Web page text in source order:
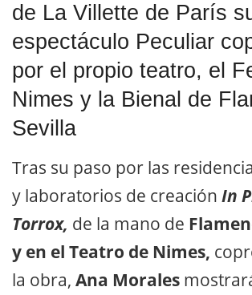
de La Villette de París
espectáculo Peculiar
por el propio teatro, el
Nimes y la Bienal de
Sevilla
Tras su paso por las
y laboratorios de creación In
Torrox, de la mano de
y en el Teatro de Nimes,
la obra, Ana Morales